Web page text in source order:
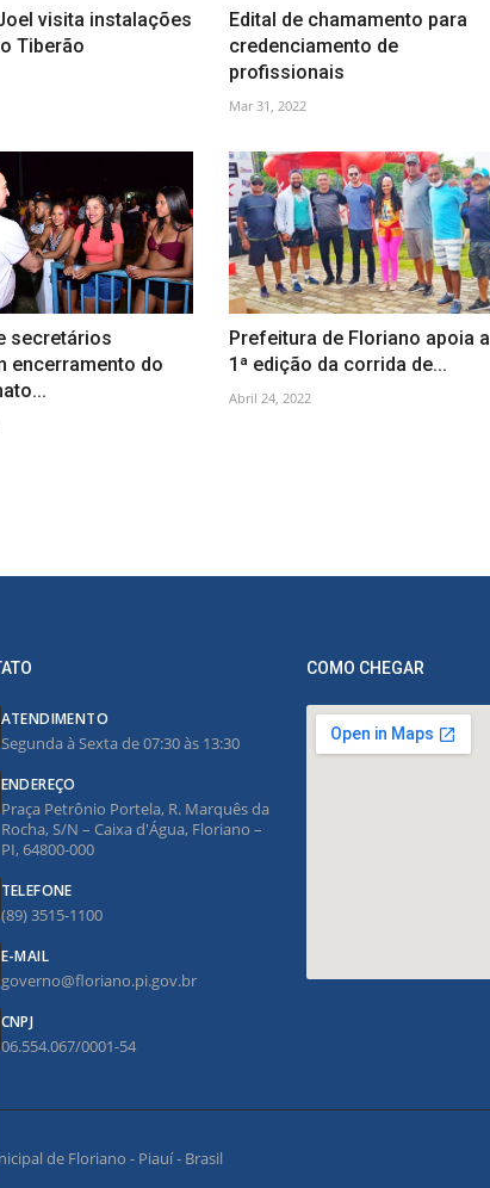
visita instalações
Tiberão
Edital de chamamento para
credenciamento de
profissionais
Mar 31, 2022
secretários
encerramento do
Prefeitura de Floriano apoia a
1ª edição da corrida de...
Abril 24, 2022
ATENDIMENTO
Segunda à Sexta de 07:30 às 13:30
ENDEREÇO
Praça Petrônio Portela, R. Marquês da
Rocha, S/N – Caixa d'Água, Floriano –
PI, 64800-000
TELEFONE
(89) 3515-1100
E-MAIL
governo@floriano.pi.gov.br
CNPJ
06.554.067/0001-54
COMO CHEGAR
de Floriano - Piauí - Brasil